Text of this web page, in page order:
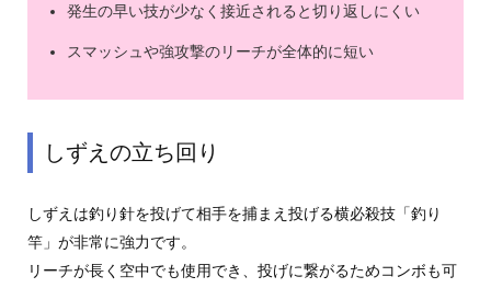
発生の早い技が少なく接近されると切り返しにくい
スマッシュや強攻撃のリーチが全体的に短い
しずえの立ち回り
しずえは釣り針を投げて相手を捕まえ投げる横必殺技「釣り
竿」が非常に強力です。
リーチが長く空中でも使用でき、投げに繋がるためコンボも可